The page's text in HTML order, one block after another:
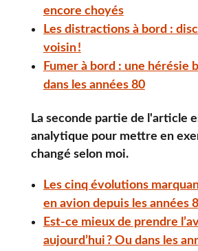
encore choyés
Les distractions à bord :
voisin!
Fumer à bord : une hérésie
dans les années 80
La seconde partie de l'article
analytique pour mettre en
changé selon moi.
Les cinq évolutions
en avion depuis les années
Est-ce mieux de prendre
aujourd’hui ? Ou dans les